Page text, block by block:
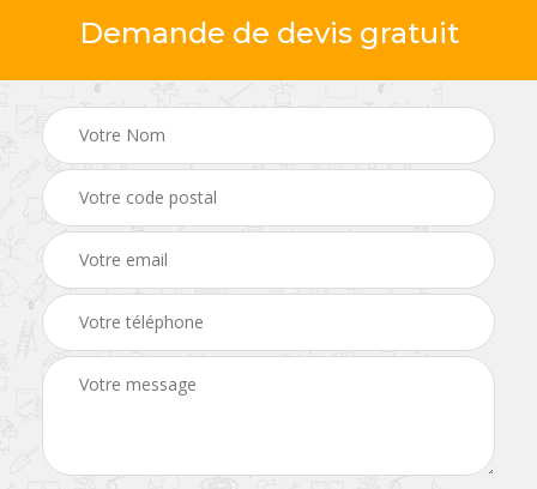
Demande de devis gratuit